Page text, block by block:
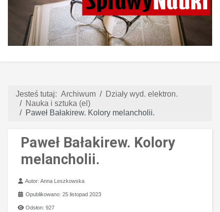
Jesteś tutaj: Archiwum
Działy wyd. elektron.
Nauka i sztuka (el)
Paweł Bałakirew. Kolory melancholii.
Paweł Bałakirew. Kolory
melancholii.
Szczegóły
Autor:Anna Leszkowska
Opublikowano: 25 listopad 2023
Odsłon: 927